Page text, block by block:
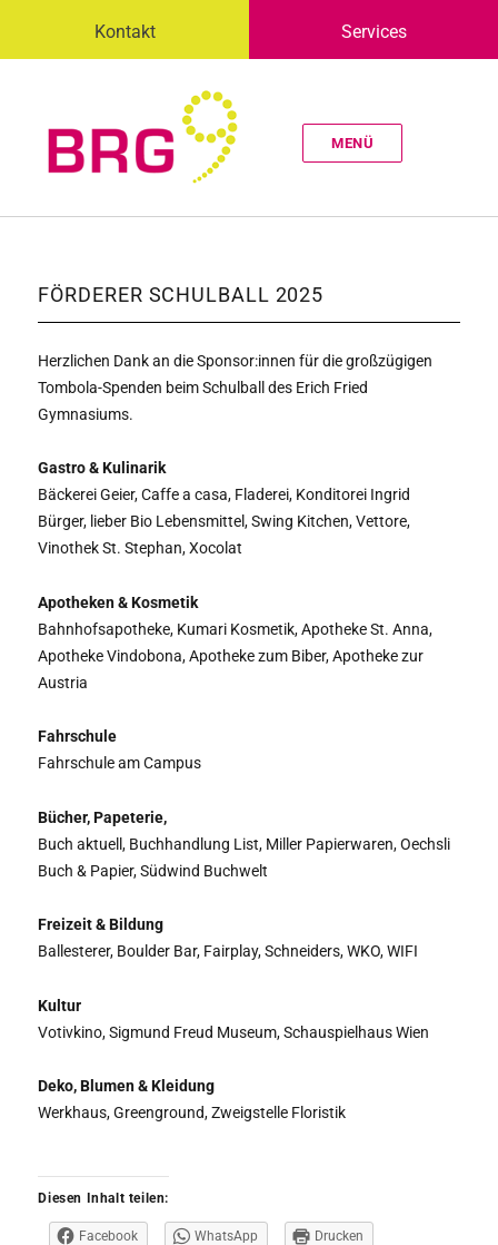
Kontakt Services
MENÜ
FÖRDERER SCHULBALL 2025
Herzlichen Dank an die Sponsor:innen für die großzügigen
Tombola-Spenden beim Schulball des Erich Fried
Gymnasiums.
Gastro & Kulinarik
Bäckerei Geier, Caffe a casa, Fladerei, Konditorei Ingrid
Bürger, lieber Bio Lebensmittel, Swing Kitchen, Vettore,
Vinothek St. Stephan, Xocolat
Apotheken & Kosmetik
Bahnhofsapotheke, Kumari Kosmetik, Apotheke St. Anna,
Apotheke Vindobona, Apotheke zum Biber, Apotheke zur
Austria
Fahrschule
Fahrschule am Campus
Bücher, Papeterie,
Buch aktuell, Buchhandlung List, Miller Papierwaren, Oechsli
Buch & Papier, Südwind Buchwelt
Freizeit & Bildung
Ballesterer, Boulder Bar, Fairplay, Schneiders, WKO, WIFI
Kultur
Votivkino, Sigmund Freud Museum, Schauspielhaus Wien
Deko, Blumen & Kleidung
Werkhaus, Greenground, Zweigstelle Floristik
Diesen Inhalt teilen:
Facebook WhatsApp Drucken